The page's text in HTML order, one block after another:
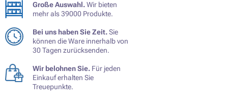
Große Auswahl.Wir bieten
mehr als 39000 Produkte.
Bei uns haben Sie Zeit.Sie
können die Ware innerhalb von
30 Tagen zurücksenden.
Wir belohnen Sie. Für jeden
Einkauf erhalten Sie
Treuepunkte.